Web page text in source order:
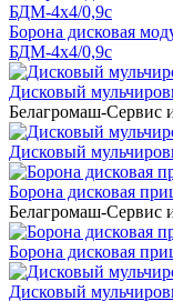
Борона дисковая
БДМ-4х4/0,9с
Дисковый
Белагромаш-Сервис
Дисковый
Борона дисковая
Белагромаш-Сервис
Борона дисковая
Дисковый